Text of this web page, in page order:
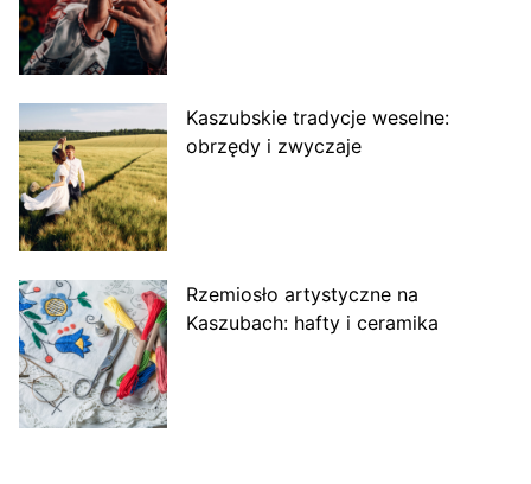
Kaszubskie tradycje weselne:
obrzędy i zwyczaje
Rzemiosło artystyczne na
Kaszubach: hafty i ceramika